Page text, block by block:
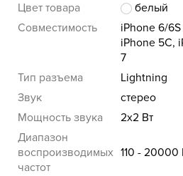
Цвет товара
белый
Совместимость
iPhone 6/
iPhone 5C,
7
Тип разъема
Lightning
Звук
стерео
Мощность звука
2x2 Вт
Диапазон
воспроизводимых
частот
110 - 20000